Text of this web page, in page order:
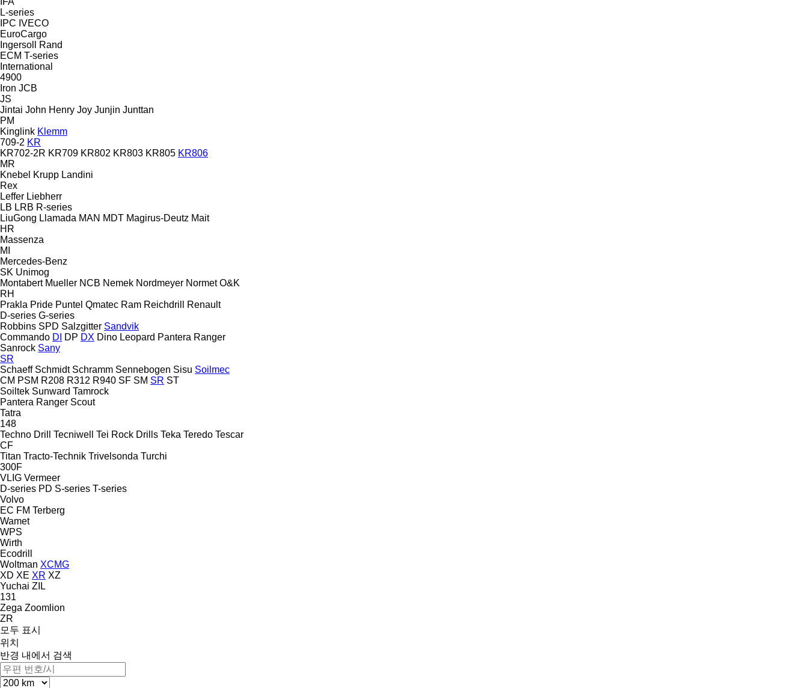
L-series
IPC IVECO
EuroCargo
Ingersoll Rand
ECM T-series
International
4900
Iron JCB
JS
Jintai John Henry Joy Junjin Junttan
PM
Kinglink Klemm
709-2 KR
KR702-2R KR709 KR802 KR803 KR805 KR806
MR
Knebel Krupp Landini
Rex
Leffer Liebherr
LB LRB R-series
LiuGong Llamada MAN MDT Magirus-Deutz Mait
HR
Massenza
MI
Mercedes-Benz
SK Unimog
Montabert Mueller NCB Nemek Nordmeyer Normet O&K
RH
Prakla Pride Puntel Qmatec Ram Reichdrill
Renault
D-series G-series
Robbins SPD Salzgitter Sandvik
Commando DI DP DX Dino Leopard Pantera Ranger
Sanrock Sany
SR
Schaeff Schmidt Schramm Sennebogen Sisu Soilmec
CM PSM R208 R312 R940 SF SM SR ST
Soiltek Sunward Tamrock
Pantera Ranger Scout
Tatra
148
Techno Drill
Tecniwell Tei Rock Drills Teka Teredo Tescar
CF
Titan Tracto-Technik Trivelsonda Turchi
300F
VLIG Vermeer
D-series PD S-series T-series
Volvo
EC FM Terberg
Wamet
WPS
Wirth
Ecodrill
Woltman XCMG
XD XE XR XZ
Yuchai ZIL
131
Zega Zoomlion
ZR
모두 표시
위치
반경 내에서 검색